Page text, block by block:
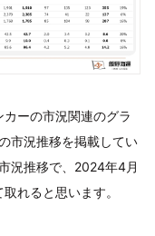
ーの市況関連のグラ
市況推移を掲載してい
況推移で、2024年4月
れると思います。